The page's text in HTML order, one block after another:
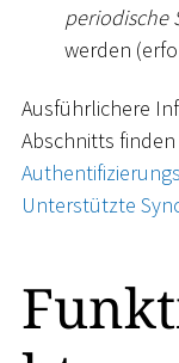
periodische
werden
Ausführlichere
Abschnitts
Unterstützte